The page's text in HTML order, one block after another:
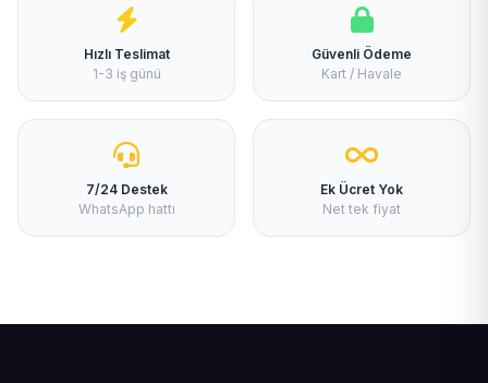
Hızlı Teslimat
1-3 iş günü
Güvenli Ödeme
Kart / Havale
7/24 Destek
WhatsApp hattı
Ek Ücret Yok
Net tek fiyat